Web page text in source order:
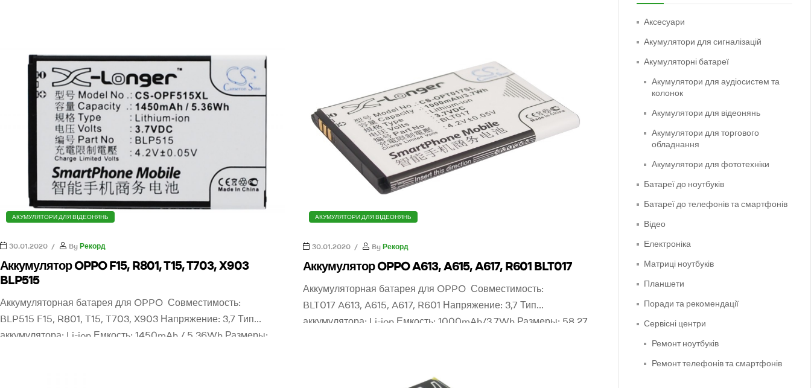
0505765777
АКУМУЛЯТОРИ ДЛЯ ВІДЕОНЯНЬ
30.01.2020 By Рекорд
Аккумулятор OPPO F15, R801, T15, T703, X903
BLP515
Аккумуляторная батарея для OPPO Совместимость:
BLP515 F15, R801, T15, T703, X903 Напряжение: 3,7 Тип
аккумулятора: Li-ion Емкость: 1450mAh / 5.36Wh Размеры:
АКУМУЛЯТОРИ ДЛЯ ВІДЕОНЯНЬ
30.01.2020 By Рекорд
Аккумулятор OPPO A613, A615, A617, R601 BLT017
Аккумуляторная батарея для OPPO Совместимость:
BLT017 A613, A615, A617, R601 Напряжение: 3,7 Тип
аккумулятора: Li-ion Емкость: 1000mAh/3.7Wh Размеры: 58.27
Аксесуари
Акумулятори для сигналізацій
Акумуляторні батареї
Акумулятори для аудіосистем та
колонок
Акумулятори для відеонянь
Акумулятори для торгового
обладнання
Акумулятори для фототехніки
Батареї до ноутбуків
Батареї до телефонів та смартфонів
Відео
Електроніка
Матриці ноутбуків
Планшети
Поради та рекомендації
Сервісні центри
Ремонт ноутбуків
Ремонт телефонів та смартфонів